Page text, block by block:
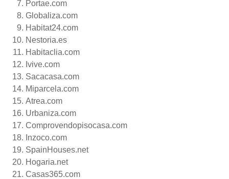
Portae.com
Globaliza.com
Habitat24.com
Nestoria.es
Habitaclia.com
Ivive.com
Sacacasa.com
Miparcela.com
Atrea.com
Urbaniza.com
Comprovendopisocasa.com
Inzoco.com
SpainHouses.net
Hogaria.net
Casas365.com